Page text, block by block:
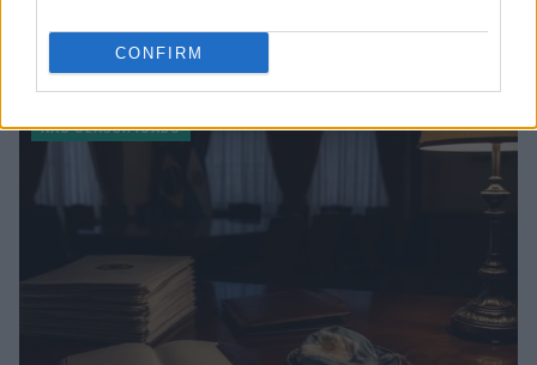
CONFIRM
Rafael Oliveira · 6 ago 2026
NÃO CLASSIFICADO